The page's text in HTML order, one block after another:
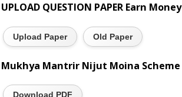
UPLOAD QUESTION PAPER Earn Money
Upload Paper Old Paper
Mukhya Mantrir Nijut Moina Scheme
Download PDF